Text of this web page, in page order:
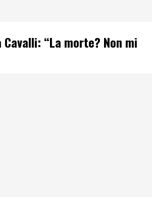
“La morte? Non mi